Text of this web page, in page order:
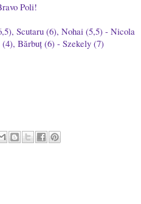
Poli!
Scutaru (6), Nohai (5,5) - Nicola
Bărbuț (6) - Szekely (7)